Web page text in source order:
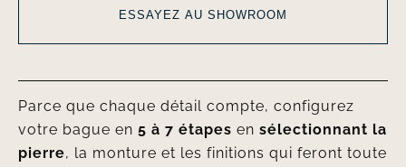
ESSAYEZ AU SHOWROOM
Parce que chaque détail compte, configurez
votre bague en 5 à 7 étapes en sélectionnant la
pierre, la monture et les finitions qui feront toute